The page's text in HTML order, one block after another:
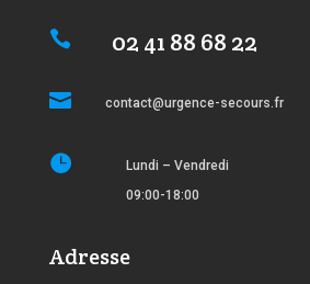
 02 41 88 68 22
 contact@urgence-secours.fr

Lundi – Vendredi
09:00-18:00
Adresse